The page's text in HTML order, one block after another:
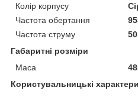
Колір корпусу
Частота обертання
Частота струму
Габаритні розміри
Маса
Користувальницькі